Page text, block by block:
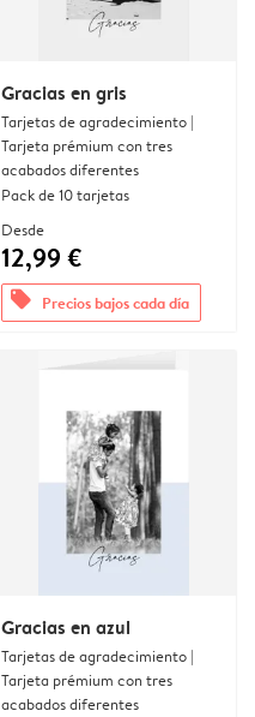
Gracias en gris
Tarjetas de agradecimiento |
Tarjeta prémium con tres
acabados diferentes
Pack de 10 tarjetas
Desde
12,99 €
offers Precios bajos cada día
Gracias en azul
Tarjetas de agradecimiento |
Tarjeta prémium con tres
acabados diferentes